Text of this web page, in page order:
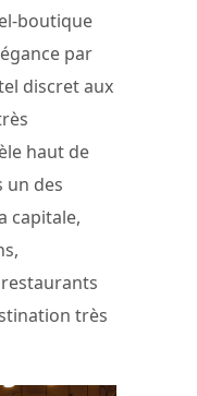
boutique
par
discret aux
haut de
un des
capitale,
très